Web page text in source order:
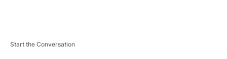
Start the Conversation